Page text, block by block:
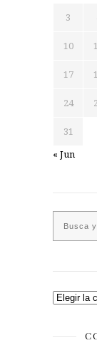
3
10
17
24
31
« Jun